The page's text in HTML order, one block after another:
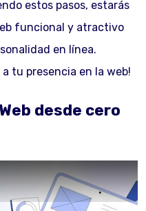
estos pasos, estarás
funcional y atractivo
en línea.
a tu presencia en la web!
desde cero